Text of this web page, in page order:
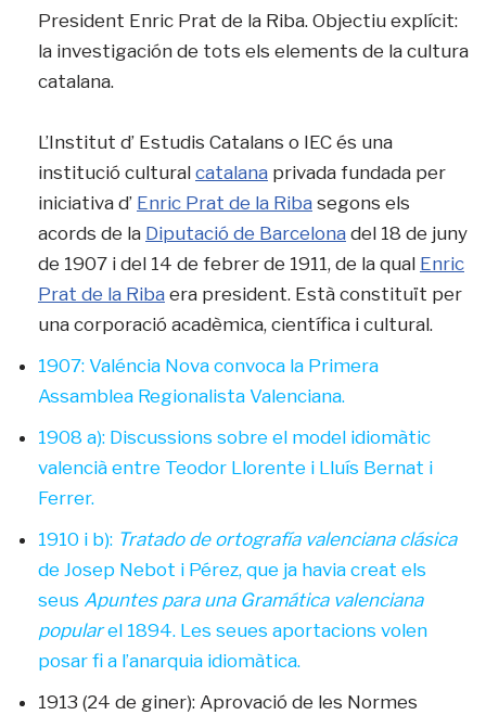
President Enric Prat de la Riba. Objectiu explícit:
la investigación de tots els elements de la cultura
catalana.
L’Institut d’ Estudis Catalans o IEC és una
institució cultural catalana privada fundada per
iniciativa d’ Enric Prat de la Riba segons els
acords de la Diputació de Barcelona del 18 de juny
de 1907 i del 14 de febrer de 1911, de la qual Enric
Prat de la Riba era president. Està constituït per
una corporació acadèmica, científica i cultural.
1907: Valéncia Nova convoca la Primera
Assamblea Regionalista Valenciana.
1908 a): Discussions sobre el model idiomàtic
valencià entre Teodor Llorente i Lluís Bernat i
Ferrer.
1910 i b): Tratado de ortografía valenciana clásica
de Josep Nebot i Pérez, que ja havia creat els
seus Apuntes para una Gramática valenciana
popularel 1894. Les seues aportacions volen
posar fi a l’anarquia idiomàtica.
1913 (24 de giner): Aprovació de les Normes